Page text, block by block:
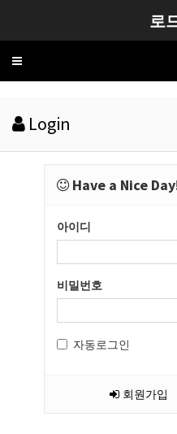
로
Toggle
Login
Have a Nice
아이디
비밀번호
자동로그인
회원가입